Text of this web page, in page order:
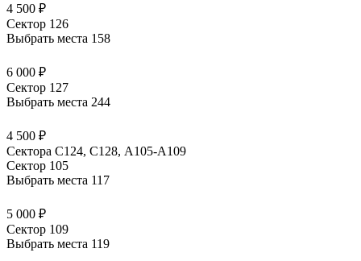
4 500 ₽
Сектор 126
Выбрать места 158
6 000 ₽
Сектор 127
Выбрать места 244
4 500 ₽
Сектора C124, C128, А105-А109
Сектор 105
Выбрать места 117
5 000 ₽
Сектор 109
Выбрать места 119